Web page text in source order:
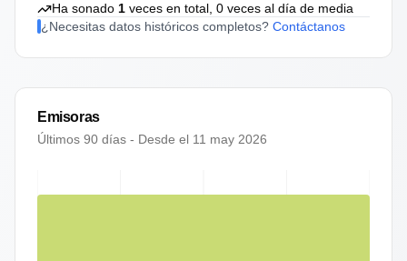
Ha sonado 1 veces en total, 0 veces al día de media
¿Necesitas datos históricos completos? Contáctanos
Emisoras
Últimos 90 días - Desde el 11 may 2026